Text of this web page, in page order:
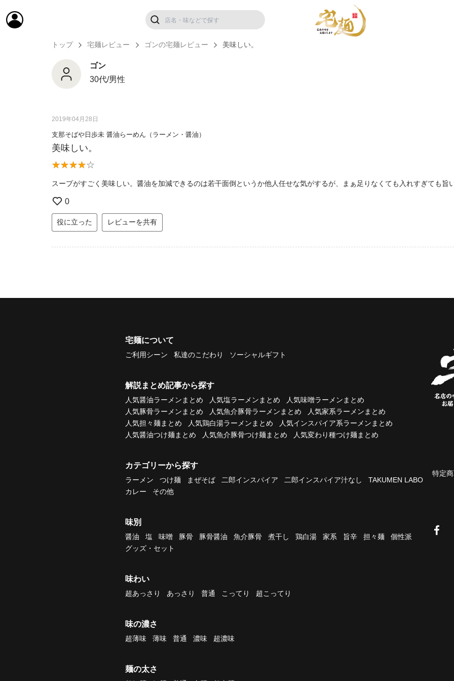
トップ 宅麺レビュー ゴンの宅麺レビュー 美味しい。
ゴン
30代/男性
2019年04月28日
支那そばや日歩未 醤油らーめん（ラーメン・醤油）
美味しい。
スープがすごく美味しい。醤油を加減できるのは若干面倒というか他人任せな気がするが、まぁ足りなくても入れすぎても
0
役に立った レビューを共有
宅麺について
ご利用シーン 私達のこだわり ソーシャルギフト
解説まとめ記事から探す
人気醤油ラーメンまとめ 人気塩ラーメンまとめ
人気味噌ラーメンまとめ
人気豚骨ラーメンまとめ
人気魚介豚骨ラーメンまとめ
人気家系ラーメンまとめ
人気担々麺まとめ
人気鶏白湯ラーメンまとめ
人気インスパイア系ラーメンまとめ
人気醤油つけ麺まとめ
人気魚介豚骨つけ麺まとめ 人気変わり種つけ麺まとめ
カテゴリーから探す
ラーメン つけ麺 まぜそば 二郎インスパイア 二郎インスパイア汁なし
TAKUMEN LABO
カレー
その他
味別
醤油 塩 味噌 豚骨 豚骨醤油 魚介豚骨 煮干し 鶏白湯 家系 旨辛 担々麺
個性派
グッズ・セット
味わい
超あっさり あっさり 普通 こってり 超こってり
味の濃さ
超薄味 薄味 普通 濃味 超濃味
麺の太さ
特定